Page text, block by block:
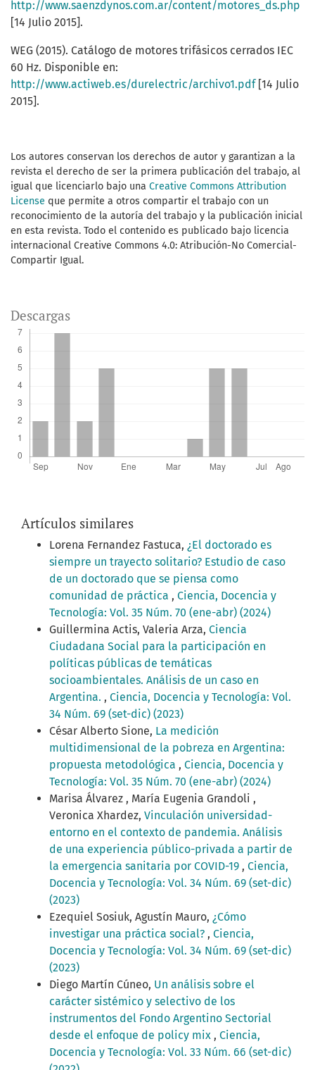
http://www.saenzdynos.com.ar/content/motores_ds.php
[14 Julio 2015].
WEG (2015). Catálogo de motores trifásicos cerrados IEC
60 Hz. Disponible en:
http://www.actiweb.es/durelectric/archivo1.pdf[14 Julio
2015].
Los autores conservan los derechos de autor y garantizan a la
revista el derecho de ser la primera publicación del trabajo, al
igual que licenciarlo bajo una Creative Commons Attribution
License que permite a otros compartir el trabajo con un
reconocimiento de la autoría del trabajo y la publicación inicial
en esta revista. Todo el contenido es publicado bajo licencia
internacional Creative Commons 4.0: Atribución-No Comercial-
Compartir Igual.
Descargas
Artículos similares
Lorena Fernandez Fastuca, ¿El doctorado es
siempre un trayecto solitario? Estudio de caso
de un doctorado que se piensa como
comunidad de práctica , Ciencia, Docencia y
Tecnología: Vol. 35 Núm. 70 (ene-abr) (2024)
Guillermina Actis, Valeria Arza, Ciencia
Ciudadana Social para la participación en
políticas públicas de temáticas
socioambientales. Análisis de un caso en
Argentina. , Ciencia, Docencia y Tecnología: Vol.
34 Núm. 69 (set-dic) (2023)
César Alberto Sione, La medición
multidimensional de la pobreza en Argentina:
propuesta metodológica , Ciencia, Docencia y
Tecnología: Vol. 35 Núm. 70 (ene-abr) (2024)
Marisa Álvarez , María Eugenia Grandoli ,
Veronica Xhardez, Vinculación universidad-
entorno en el contexto de pandemia. Análisis
de una experiencia público-privada a partir de
la emergencia sanitaria por COVID-19 , Ciencia,
Docencia y Tecnología: Vol. 34 Núm. 69 (set-dic)
(2023)
Ezequiel Sosiuk, Agustín Mauro, ¿Cómo
investigar una práctica social? , Ciencia,
Docencia y Tecnología: Vol. 34 Núm. 69 (set-dic)
(2023)
Diego Martín Cúneo, Un análisis sobre el
carácter sistémico y selectivo de los
instrumentos del Fondo Argentino Sectorial
desde el enfoque de policy mix , Ciencia,
Docencia y Tecnología: Vol. 33 Núm. 66 (set-dic)